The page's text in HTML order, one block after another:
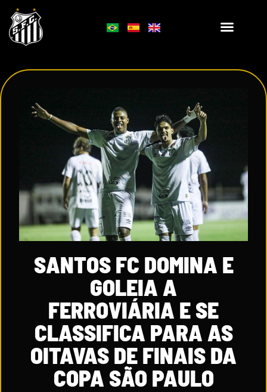
SANTOS FC DOMINA E
GOLEIA A
FERROVIÁRIA E SE
CLASSIFICA PARA AS
OITAVAS DE FINAIS DA
COPA SÃO PAULO